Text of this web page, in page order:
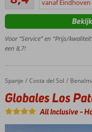
loopafstand
van het
In de
avond
over de
Center
met
o.a.
een
beoordelingenvanaf Eindhoven
Voor “Service” en “Prijs/
een 8,7!
Home
Spanje Costa del Sol
Globales Los Patos Park
Globales Los
All Inclusive-